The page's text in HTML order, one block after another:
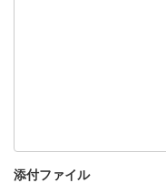
添付ファイル